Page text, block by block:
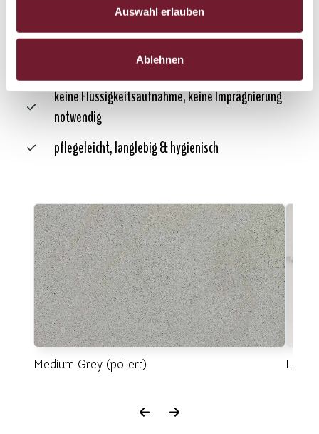
Auswahl erlauben
Ablehnen
sehr dichte Oberfläche
säure- und fleckenbeständig
keine Flüssigkeitsaufnahme, keine Imprägnierung
notwendig
pflegeleicht, langlebig & hygienisch
Medium Grey (poliert)